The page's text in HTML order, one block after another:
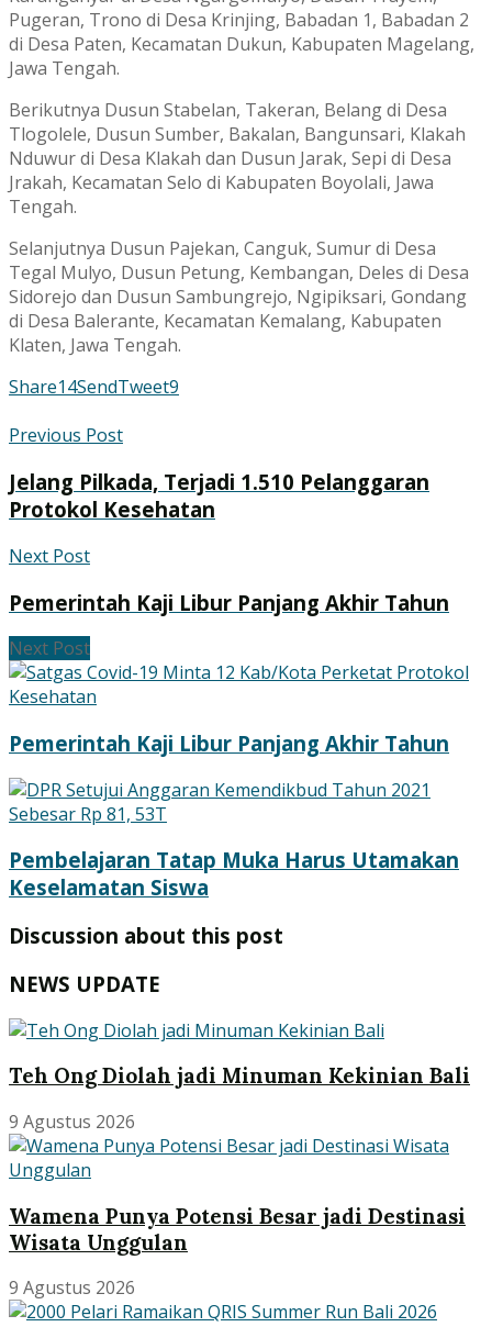
Pugeran, Trono di Desa Krinjing, Babadan 1, Babadan 2
di Desa Paten, Kecamatan Dukun, Kabupaten Magelang,
Jawa Tengah.
Berikutnya Dusun Stabelan, Takeran, Belang di Desa
Tlogolele, Dusun Sumber, Bakalan, Bangunsari, Klakah
Nduwur di Desa Klakah dan Dusun Jarak, Sepi di Desa
Jrakah, Kecamatan Selo di Kabupaten Boyolali, Jawa
Tengah.
Selanjutnya Dusun Pajekan, Canguk, Sumur di Desa
Tegal Mulyo, Dusun Petung, Kembangan, Deles di Desa
Sidorejo dan Dusun Sambungrejo, Ngipiksari, Gondang
di Desa Balerante, Kecamatan Kemalang, Kabupaten
Klaten, Jawa Tengah.
Share14SendTweet9
Previous Post
Jelang Pilkada, Terjadi 1.510 Pelanggaran
Protokol Kesehatan
Next Post
Pemerintah Kaji Libur Panjang Akhir Tahun
Next Post
Pemerintah Kaji Libur Panjang Akhir Tahun
Pembelajaran Tatap Muka Harus Utamakan
Keselamatan Siswa
Discussion about this post
NEWS UPDATE
Teh Ong Diolah jadi Minuman Kekinian Bali
9 Agustus 2026
Wamena Punya Potensi Besar jadi Destinasi
Wisata Unggulan
9 Agustus 2026